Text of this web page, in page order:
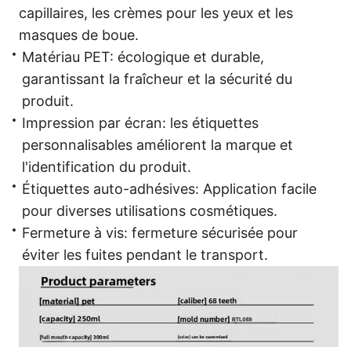
capillaires, les crèmes pour les yeux et les
masques de boue.
Matériau PET: écologique et durable,
garantissant la fraîcheur et la sécurité du
produit.
Impression par écran: les étiquettes
personnalisables améliorent la marque et
l'identification du produit.
Étiquettes auto-adhésives: Application facile
pour diverses utilisations cosmétiques.
Fermeture à vis: fermeture sécurisée pour
éviter les fuites pendant le transport.